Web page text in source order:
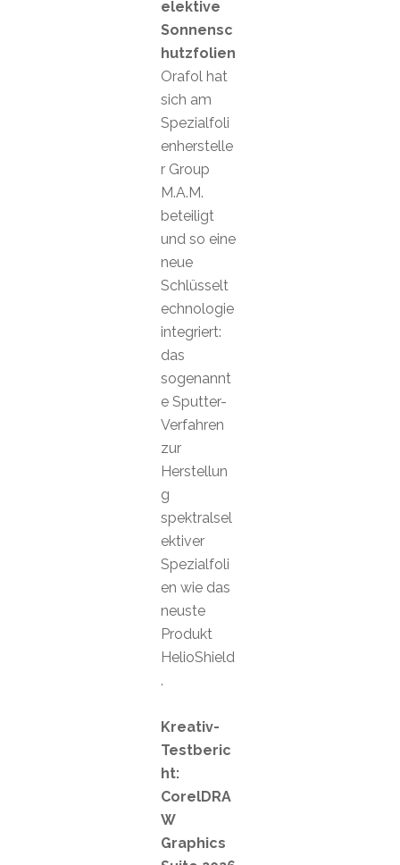
elektive
Sonnensc
hutzfolien
Orafol hat
sich am
Spezialfoli
enherstelle
r Group
M.A.M.
beteiligt
und so eine
neue
Schlüsselt
echnologie
integriert:
das
sogenannt
e Sputter-
Verfahren
zur
Herstellun
g
spektralsel
ektiver
Spezialfoli
en wie das
neuste
Produkt
HelioShield
.
Kreativ-
Testberic
ht:
CorelDRA
W
Graphics